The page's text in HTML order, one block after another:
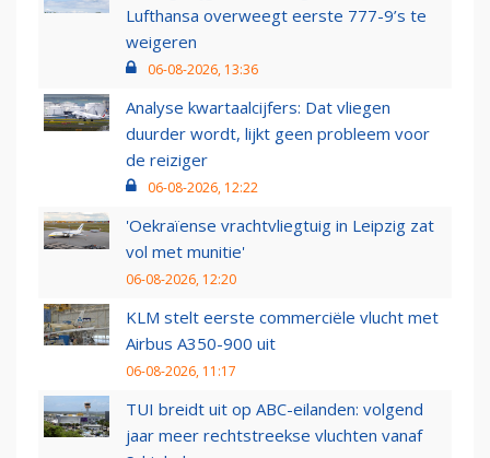
Lufthansa overweegt eerste 777-9’s te
weigeren
06-08-2026, 13:36
Analyse kwartaalcijfers: Dat vliegen
duurder wordt, lijkt geen probleem voor
de reiziger
06-08-2026, 12:22
'Oekraïense vrachtvliegtuig in Leipzig zat
vol met munitie'
06-08-2026, 12:20
KLM stelt eerste commerciële vlucht met
Airbus A350-900 uit
06-08-2026, 11:17
TUI breidt uit op ABC-eilanden: volgend
jaar meer rechtstreekse vluchten vanaf